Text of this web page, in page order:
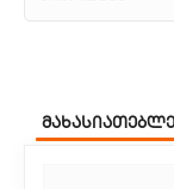
თბილისის